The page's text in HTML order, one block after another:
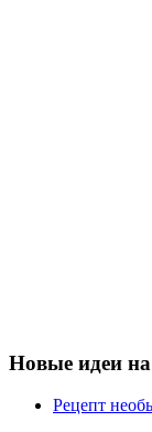
Новые идеи на
Рецепт